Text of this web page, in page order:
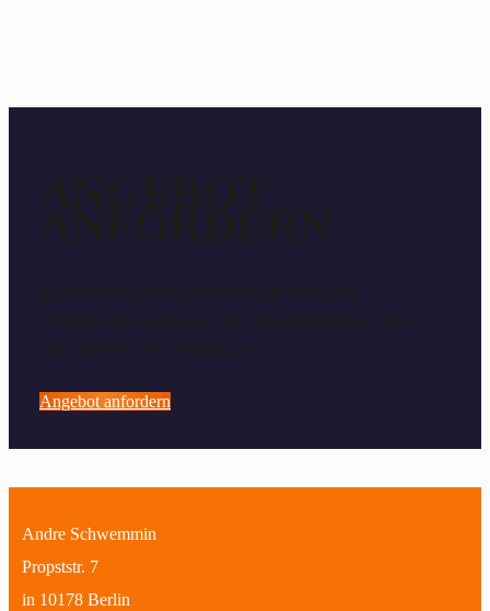
Angebot anfordern
Andre Schwemmin
Propststr. 7
in 10178 Berlin